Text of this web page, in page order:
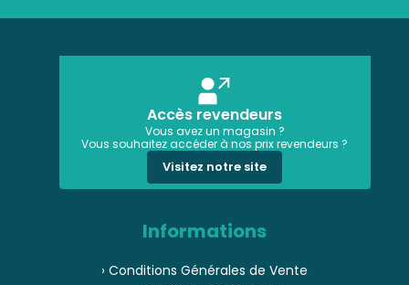
Accès revendeurs
Vous avez un magasin ?
Vous souhaitez accéder à nos prix revendeurs ?
Visitez notre site
Informations
› Conditions Générales de Vente